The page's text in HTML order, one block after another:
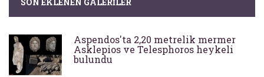
Aspendos'ta 2,20 metrelik mermer
Asklepios ve Telesphoros heykeli
bulundu